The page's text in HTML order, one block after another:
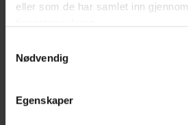
eller som de har samlet inn
Nødvendig
Egenskaper